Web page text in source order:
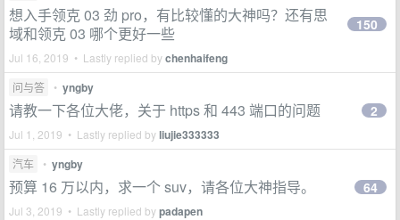
想入手领克 03 劲 pro，有比较懂的大神吗？还有思
域和领克 03 哪个更好一些
Jul 16, 2019 • Lastly replied bychenhaifeng
150
问与答 • yngby
请教一下各位大佬，关于 https 和 443 端口的问题
Jul 1, 2019 • Lastly replied byliujie333333
2
汽车 • yngby
预算 16 万以内，求一个 suv，请各位大神指导。
Jul 3, 2019 • Lastly replied bypadapen
64